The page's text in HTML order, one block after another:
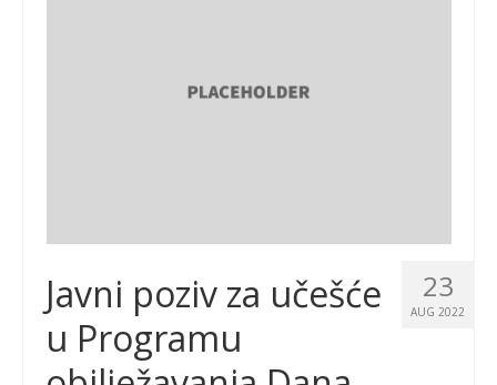
23
AUG 2022
Javni poziv za učešće
u Programu